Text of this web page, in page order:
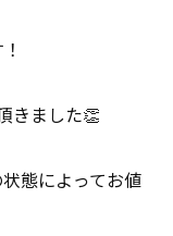
きました👏
態によってお値